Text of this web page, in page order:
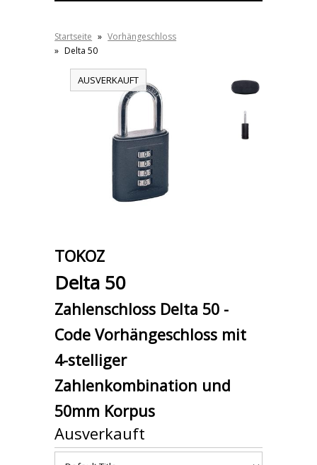
Startseite » Vorhängeschloss
» Delta 50
AUSVERKAUFT
TOKOZ
Delta 50
Zahlenschloss Delta 50 -
Code Vorhängeschloss mit
4-stelliger
Zahlenkombination und
50mm Korpus
Ausverkauft